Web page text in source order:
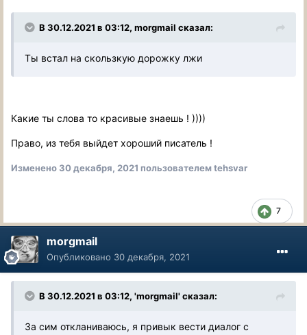
В 30.12.2021 в 03:12, morgmail сказал:
Ты встал на скользкую дорожку лжи
Какие ты слова то красивые знаешь ! ))))
Право, из тебя выйдет хороший писатель !
Изменено 30 декабря, 2021 пользователем tehsvar
7
morgmail
Опубликовано 30 декабря, 2021
В 30.12.2021 в 03:12, 'morgmail' сказал:
За сим откланиваюсь, я привык вести диалог с